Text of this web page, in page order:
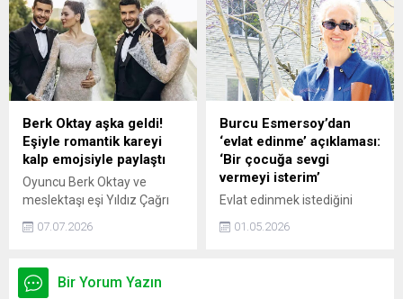
Kundakçı davasında 2.
duruşma tamamlandı.
Mahkeme, Aleyna
Kalaycıoğlu ve Alaattin
Kadayıfçıoğlu'nun da
aralarında bulunduğu
sanıkların tutukluluk halinin
devamına karar verdi. Karar
sonrası Aleyna Kalaycıoğlu
sinir krizi geçirdi.
karanlığından korkmayın,
çünkü orada yeni bir
varoluşun tohumları gizli”
diyor.
Berk Oktay aşka geldi!
Eşiyle romantik kareyi
kalp emojsiyle paylaştı
Oyuncu Berk Oktay ve
meslektaşı eşi Yıldız Çağrı
devam ediyor. Yakışıklı
romantik pozu beyaz kalp
emojisiyle Instagram'dan
07.07.2026
Burcu Esmersoy’dan
‘evlat edinme’ açıklaması:
‘Bir çocuğa sevgi
vermeyi isterim’
Evlat edinmek istediğini
eşi Nazım Akmandil’le bu
01.05.2026
Bir Yorum Yazın